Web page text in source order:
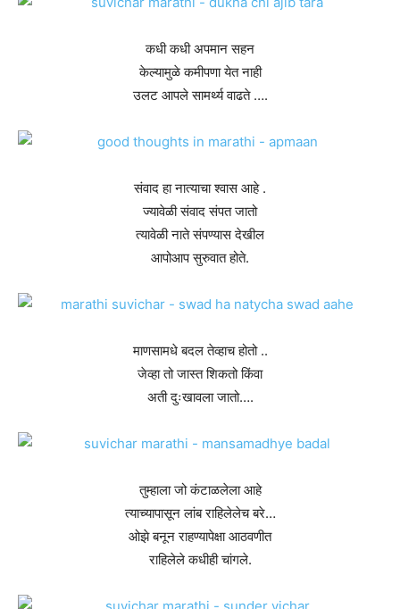
कधी कधी अपमान सहन
केल्यामुळे कमीपणा येत नाही
उलट आपले सामर्थ्य वाढते ….
संवाद हा नात्याचा श्वास आहे .
ज्यावेळी संवाद संपत जातो
त्यावेळी नाते संपण्यास देखील
आपोआप सुरुवात होते.
माणसामधे बदल तेव्हाच होतो ..
जेव्हा तो जास्त शिकतो किंवा
अती दुःखावला जातो….
तुम्हाला जो कंटाळलेला आहे
त्याच्यापासून लांब राहिलेलेच बरे…
ओझे बनून राहण्यापेक्षा आठवणीत
राहिलेले कधीही चांगले.